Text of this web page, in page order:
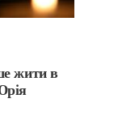
жити в